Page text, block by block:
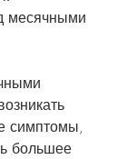
месячными
симптомы,
большее